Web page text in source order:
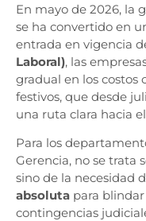
En mayo de 2026, la
se ha convertido en
entrada en vigencia
Laboral), las
gradual en los costos
festivos, que desde
una ruta clara hacia el
Para los
Gerencia, no se trata
sino de la necesidad
absoluta para
contingencias